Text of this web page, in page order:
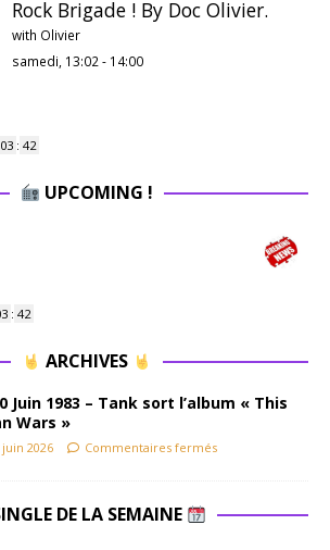
Rock Brigade ! By Doc Olivier.
with Olivier
samedi, 13:02 - 14:00
03 : 42
UPCOMING !
: 42
ARCHIVES
Juin 1983 – Tank sort l’album « This
Wars »
juin 2026 Commentaires fermés
DE LA SEMAINE